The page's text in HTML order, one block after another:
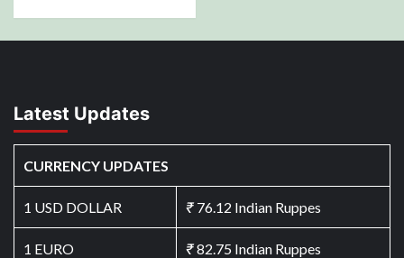
Latest Updates
CURRENCY UPDATES
1 USD DOLLAR ₹76.12 Indian Ruppes
1 EURO ₹82.75 Indian Ruppes